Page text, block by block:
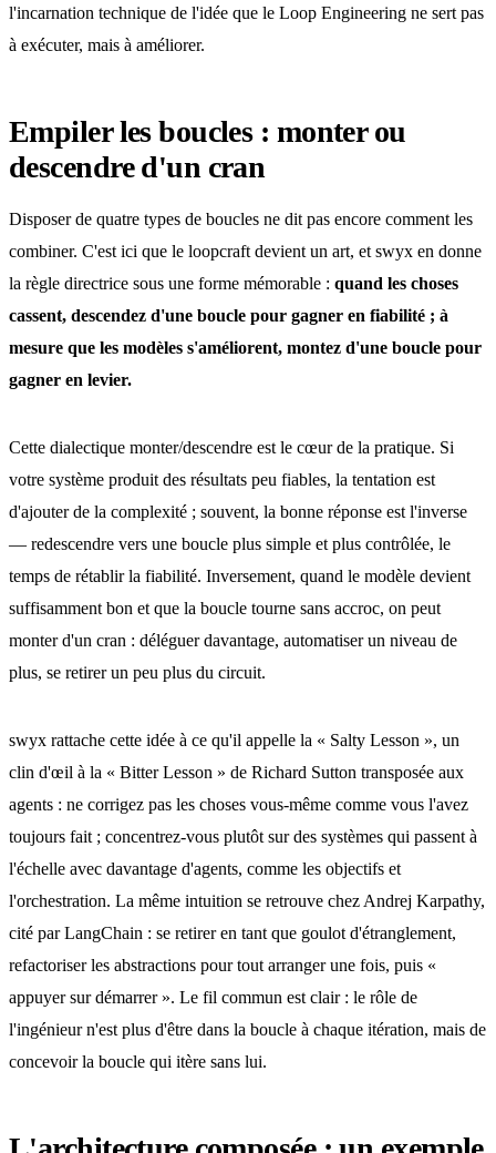
l'incarnation technique de l'idée que le Loop Engineering ne sert pas
à exécuter, mais à améliorer.
Empiler les boucles : monter ou
descendre d'un cran
Disposer de quatre types de boucles ne dit pas encore comment les
combiner. C'est ici que le loopcraft devient un art, et swyx en donne
la règle directrice sous une forme mémorable : quand les choses
cassent, descendez d'une boucle pour gagner en fiabilité ; à
mesure que les modèles s'améliorent, montez d'une boucle pour
gagner en levier.
Cette dialectique monter/descendre est le cœur de la pratique. Si
votre système produit des résultats peu fiables, la tentation est
d'ajouter de la complexité ; souvent, la bonne réponse est l'inverse
— redescendre vers une boucle plus simple et plus contrôlée, le
temps de rétablir la fiabilité. Inversement, quand le modèle devient
suffisamment bon et que la boucle tourne sans accroc, on peut
monter d'un cran : déléguer davantage, automatiser un niveau de
plus, se retirer un peu plus du circuit.
swyx rattache cette idée à ce qu'il appelle la « Salty Lesson », un
clin d'œil à la « Bitter Lesson » de Richard Sutton transposée aux
agents : ne corrigez pas les choses vous-même comme vous l'avez
toujours fait ; concentrez-vous plutôt sur des systèmes qui passent à
l'échelle avec davantage d'agents, comme les objectifs et
l'orchestration. La même intuition se retrouve chez Andrej Karpathy,
cité par LangChain : se retirer en tant que goulot d'étranglement,
refactoriser les abstractions pour tout arranger une fois, puis «
appuyer sur démarrer ». Le fil commun est clair : le rôle de
l'ingénieur n'est plus d'être dans la boucle à chaque itération, mais de
concevoir la boucle qui itère sans lui.